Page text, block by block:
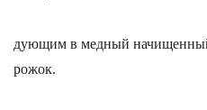
дующим в медный
рожок.